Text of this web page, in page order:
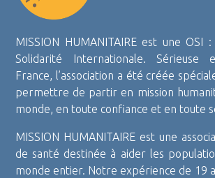
MISSION HUMANITAIRE est une OSI
Solidarité Internationale. Sérieuse
France, l’association a été créée
permettre de partir en mission
monde, en toute confiance et en toute
MISSION HUMANITAIRE est une
de santé destinée à aider les
monde entier. Notre expérience de 19